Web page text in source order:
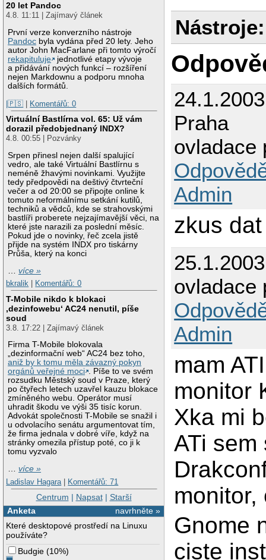
20 let Pandoc
4.8. 11:11 | Zajímavý článek
První verze konverzního nástroje
Pandoc byla vydána před 20 lety. Jeho
autor John MacFarlane při tomto výročí
rekapituluje
jednotlivé etapy vývoje
a přidávání nových funkcí – rozšíření
nejen Markdownu a podporu mnoha
dalších formátů.
|🇵🇸 | Komentářů: 0
Virtuální Bastlírna vol. 65: Už vám
dorazil předobjednaný INDX?
4.8. 00:55 | Pozvánky
Srpen přinesl nejen další spalující
vedro, ale také Virtuální Bastlírnu s
neméně žhavými novinkami. Využijte
tedy předpovědi na deštivý čtvrteční
večer a od 20:00 se připojte online k
tomuto neformálnímu setkání kutilů,
techniků a vědců, kde se strahovskými
bastlíři proberete nejzajímavější věci, na
které jste narazili za poslední měsíc.
Pokud jde o novinky, řeč zcela jistě
přijde na systém INDX pro tiskárny
Průša, který na konci
…více »
bkralik
Komentářů: 0
T-Mobile nikdo k blokaci
‚dezinfowebu‘ AC24 nenutil, píše
soud
3.8. 17:22 | Zajímavý článek
Firma T-Mobile blokovala
„dezinformační web“ AC24 bez toho,
aniž by k tomu měla závazný pokyn
orgánů veřejné moci . Píše to ve svém
rozsudku Městský soud v Praze, který
po čtyřech letech uzavřel kauzu blokace
zmíněného webu. Operátor musí
uhradit škodu ve výši 35 tisíc korun.
Advokát společnosti T-Mobile se snažil i
u odvolacího senátu argumentovat tím,
že firma jednala v dobré víře, když na
stránky omezila přístup poté, co ji k
tomu vyzvalo
…více »
Ladislav Hagara | Komentářů: 71
Centrum | Napsat| Starší
navrhněte »
Anketa
Které desktopové prostředí na Linuxu
používáte?
Budgie (10%)
Nástroje:
Praha
ovladace
Admin
zkus
ovladace
Admin
mam
monitor
Xka mi
ATi
Gnome
ciste